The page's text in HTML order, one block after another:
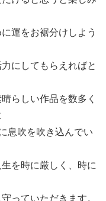
運をお裾分けしよう
にしてもらえればと
らしい作品を数多く
息吹を吹き込んでい
を時に厳しく、時に
っていただきます。